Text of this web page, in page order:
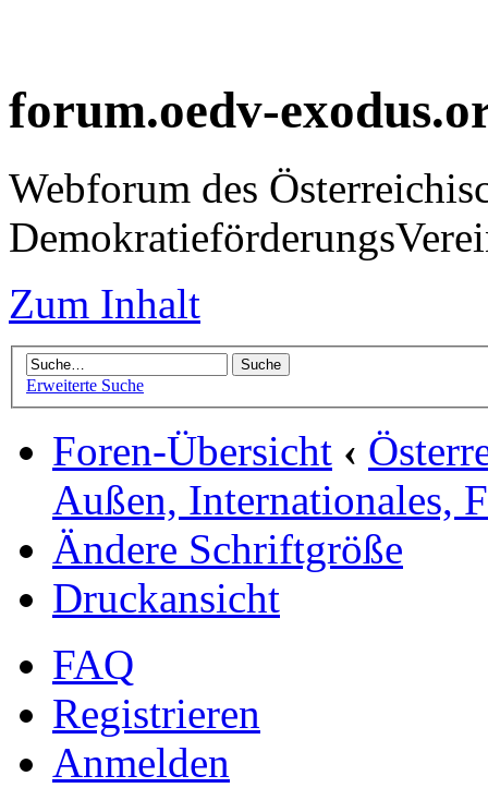
forum.oedv-
Webforum des
Zum Inhalt
Erweiterte Suche
Foren-Übersicht ‹
Außen, Internationales,
Ändere Schriftgröße
Druckansicht
FAQ
Registrieren
Anmelden